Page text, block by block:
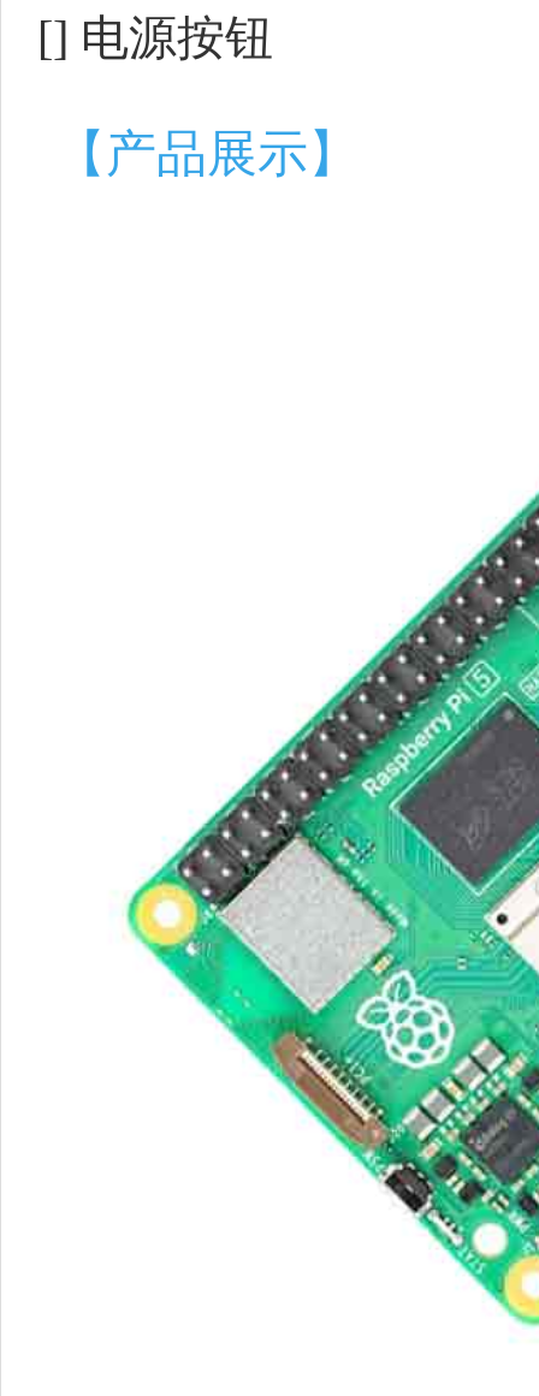
[] 电源按钮
【产品展示】